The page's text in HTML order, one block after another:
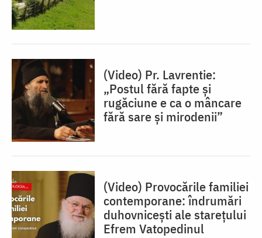
(Video) Pr. Lavrentie:
„Postul fără fapte și
rugăciune e ca o mâncare
fără sare și mirodenii”
(Video) Provocările familiei
contemporane: îndrumări
duhovnicești ale starețului
Efrem Vatopedinul